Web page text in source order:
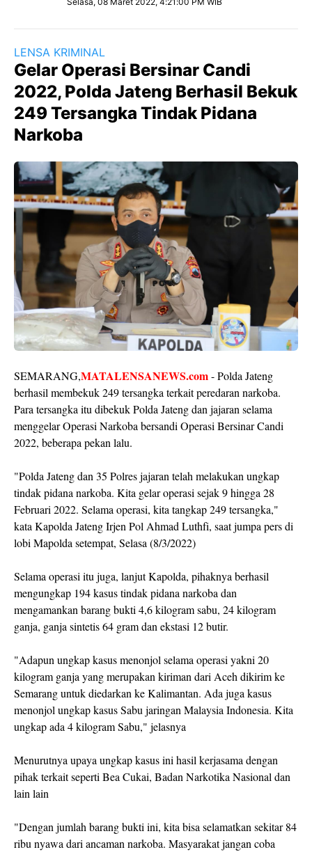
LENSA KRIMINAL
Gelar Operasi Bersinar Candi
2022, Polda Jateng Berhasil Bekuk
249 Tersangka Tindak Pidana
Narkoba
SEMARANG,MATALENSANEWS.com- Polda Jateng
berhasil membekuk 249 tersangka terkait peredaran narkoba.
Para tersangka itu dibekuk Polda Jateng dan jajaran selama
menggelar Operasi Narkoba bersandi Operasi Bersinar Candi
2022, beberapa pekan lalu.
"Polda Jateng dan 35 Polres jajaran telah melakukan ungkap
tindak pidana narkoba. Kita gelar operasi sejak 9 hingga 28
Februari 2022. Selama operasi, kita tangkap 249 tersangka,"
kata Kapolda Jateng Irjen Pol Ahmad Luthfi, saat jumpa pers di
lobi Mapolda setempat, Selasa (8/3/2022)
Selama operasi itu juga, lanjut Kapolda, pihaknya berhasil
mengungkap 194 kasus tindak pidana narkoba dan
mengamankan barang bukti 4,6 kilogram sabu, 24 kilogram
ganja, ganja sintetis 64 gram dan ekstasi 12 butir.
"Adapun ungkap kasus menonjol selama operasi yakni 20
kilogram ganja yang merupakan kiriman dari Aceh dikirim ke
Semarang untuk diedarkan ke Kalimantan. Ada juga kasus
menonjol ungkap kasus Sabu jaringan Malaysia Indonesia. Kita
ungkap ada 4 kilogram Sabu," jelasnya
Menurutnya upaya ungkap kasus ini hasil kerjasama dengan
pihak terkait seperti Bea Cukai, Badan Narkotika Nasional dan
lain lain
"Dengan jumlah barang bukti ini, kita bisa selamatkan sekitar 84
ribu nyawa dari ancaman narkoba. Masyarakat jangan coba